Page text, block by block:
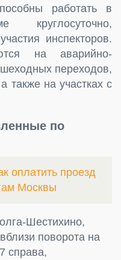
работать в
круглосуточно,
инспекторов.
на аварийно-
переходов,
также на участках с
по
оплатить проезд
Москвы
Шестихино,
поворота на
справа,